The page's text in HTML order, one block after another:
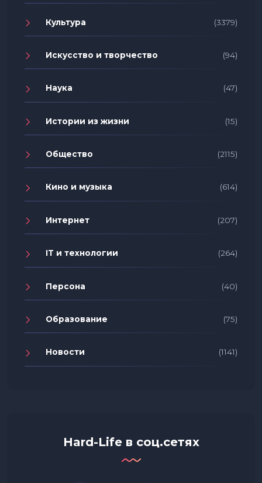
Культура (3379)
Искусство и творчество (94)
Наука (47)
Истории из жизни (15)
Общество (2115)
Кино и музыка (614)
Интернет (207)
IT и технологии (264)
Персона (40)
Образование (75)
Новости (1141)
Hard-Life в соц.сетях